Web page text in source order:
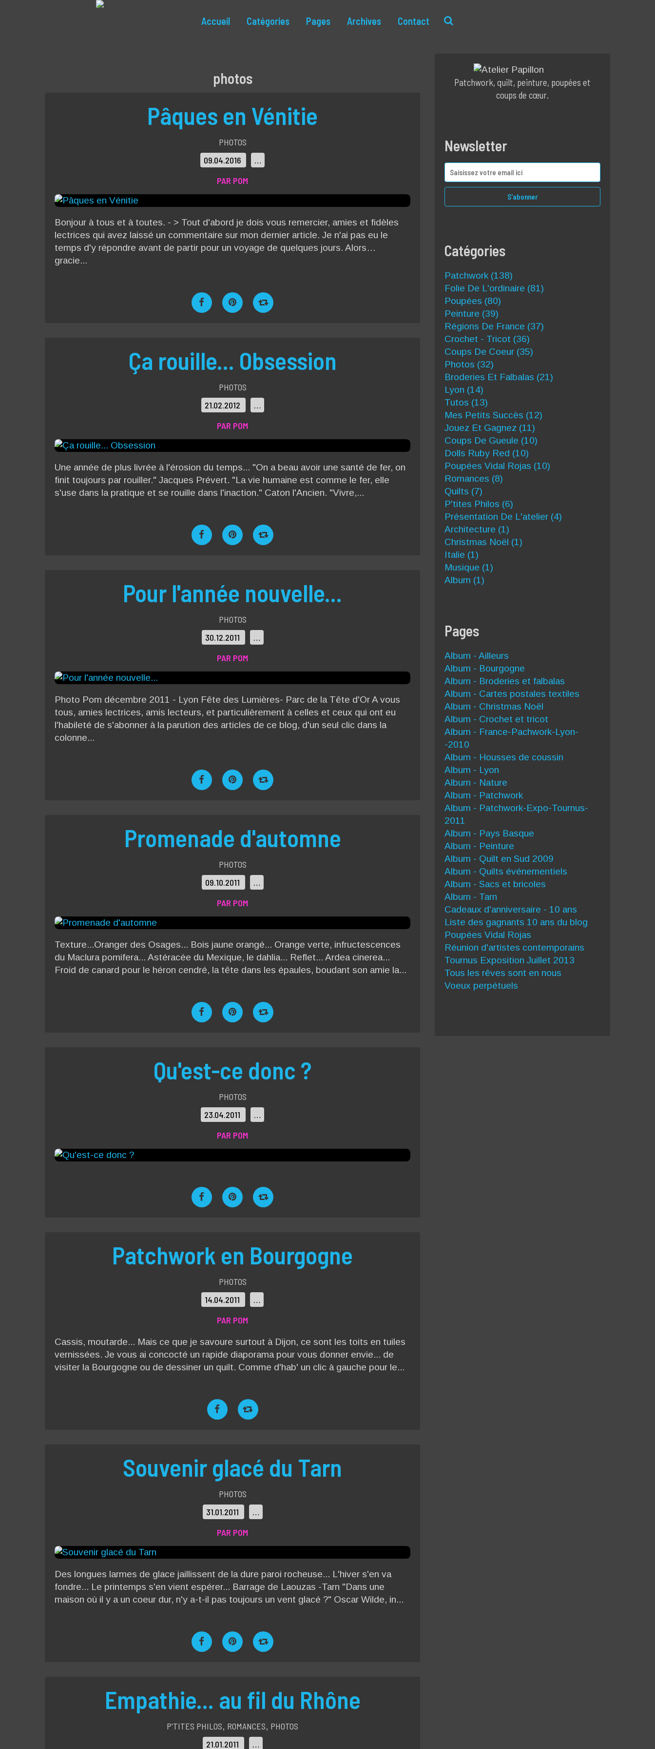
Accueil Catégories Pages Archives Contact
photos
Pâques en Vénitie
PHOTOS
09.04.2016
…
PAR POM
Bonjour à tous et à toutes. - > Tout d'abord je dois vous remercier, amies et fidèles
lectrices qui avez laissé un commentaire sur mon dernier article. Je n'ai pas eu le
temps d'y répondre avant de partir pour un voyage de quelques jours. Alors…
gracie...
Ça rouille... Obsession
PHOTOS
21.02.2012
…
PAR POM
Une année de plus livrée à l'érosion du temps... "On a beau avoir une santé de fer, on
finit toujours par rouiller." Jacques Prévert. "La vie humaine est comme le fer, elle
s'use dans la pratique et se rouille dans l'inaction." Caton l'Ancien. "Vivre,...
Pour l'année nouvelle...
PHOTOS
30.12.2011
…
PAR POM
Photo Pom décembre 2011 - Lyon Fête des Lumières- Parc de la Tête d'Or A vous
tous, amies lectrices, amis lecteurs, et particulièrement à celles et ceux qui ont eu
l'habileté de s'abonner à la parution des articles de ce blog, d'un seul clic dans la
colonne...
Promenade d'automne
PHOTOS
09.10.2011
…
PAR POM
Texture...Oranger des Osages... Bois jaune orangé... Orange verte, infructescences
du Maclura pomifera... Astéracée du Mexique, le dahlia... Reflet... Ardea cinerea...
Froid de canard pour le héron cendré, la tête dans les épaules, boudant son amie la...
Qu'est-ce donc ?
PHOTOS
23.04.2011
…
PAR POM
Patchwork en Bourgogne
PHOTOS
14.04.2011
…
PAR POM
Cassis, moutarde... Mais ce que je savoure surtout à Dijon, ce sont les toits en tuiles
vernissées. Je vous ai concocté un rapide diaporama pour vous donner envie... de
visiter la Bourgogne ou de dessiner un quilt. Comme d'hab' un clic à gauche pour le...
Souvenir glacé du Tarn
PHOTOS
31.01.2011
…
PAR POM
Des longues larmes de glace jaillissent de la dure paroi rocheuse... L'hiver s'en va
fondre... Le printemps s'en vient espérer... Barrage de Laouzas -Tarn "Dans une
maison où il y a un coeur dur, n'y a-t-il pas toujours un vent glacé ?" Oscar Wilde, in...
Empathie... au fil du Rhône
P'TITES PHILOS, ROMANCES, PHOTOS
21.01.2011
…
Newsletter
Catégories
Patchwork (138)
Folie De L'ordinaire (81)
Poupées (80)
Peinture (39)
Régions De France (37)
Crochet - Tricot (36)
Coups De Coeur (35)
Photos (32)
Broderies Et Falbalas (21)
Lyon (14)
Tutos (13)
Mes Petits Succès (12)
Jouez Et Gagnez (11)
Coups De Gueule (10)
Dolls Ruby Red (10)
Poupées Vidal Rojas (10)
Romances (8)
Quilts (7)
P'tites Philos (6)
Présentation De L'atelier (4)
Architecture (1)
Christmas Noël (1)
Italie (1)
Musique (1)
Album (1)
Pages
Album - Ailleurs
Album - Bourgogne
Album - Broderies et falbalas
Album - Cartes postales textiles
Album - Christmas Noël
Album - Crochet et tricot
Album - France-Pachwork-Lyon-
-2010
Album - Housses de coussin
Album - Lyon
Album - Nature
Album - Patchwork
Album - Patchwork-Expo-Tournus-
2011
Album - Pays Basque
Album - Peinture
Album - Quilt en Sud 2009
Album - Quilts événementiels
Album - Sacs et bricoles
Album - Tarn
Cadeaux d'anniversaire - 10 ans
Liste des gagnants 10 ans du blog
Poupées Vidal Rojas
Réunion d'artistes contemporains
Tournus Exposition Juillet 2013
Tous les rêves sont en nous
Voeux perpétuels
Patchwork, quilt, peinture, poupées et
coups de cœur.